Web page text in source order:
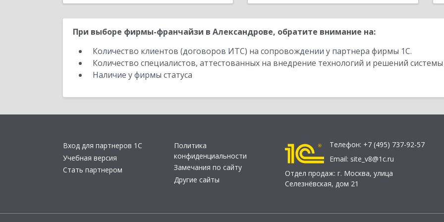
При выборе фирмы-франчайзи в Александрове, обратите внимание на:
Количество клиентов (договоров ИТС) на сопровождении у партнера фирмы 1С.
Количество специалистов, аттестованных на внедрение технологий и решений
Наличие у фирмы статуса
Вход для партнеров 1С
Учебная версия
Стать партнером
Политика
конфиденциальности
Замечания по сайту
Другие сайты
Телефон: +7 (495) 737-92-57
Email: site_v8@1c.ru
Отдел продаж: г. Москва, улица
Селезнёвская, дом 21